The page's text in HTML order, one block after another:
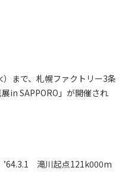
まで、札幌ファクトリー3条
in SAPPORO」が開催され
’64.3.1 滝川起点121k000m